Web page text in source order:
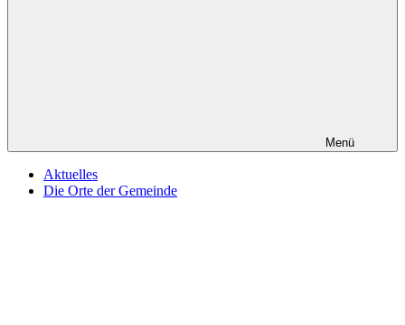
Menü
Aktuelles
Die Orte der Gemeinde